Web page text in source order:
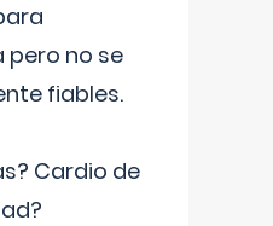
no se
fiables.
Cardio de